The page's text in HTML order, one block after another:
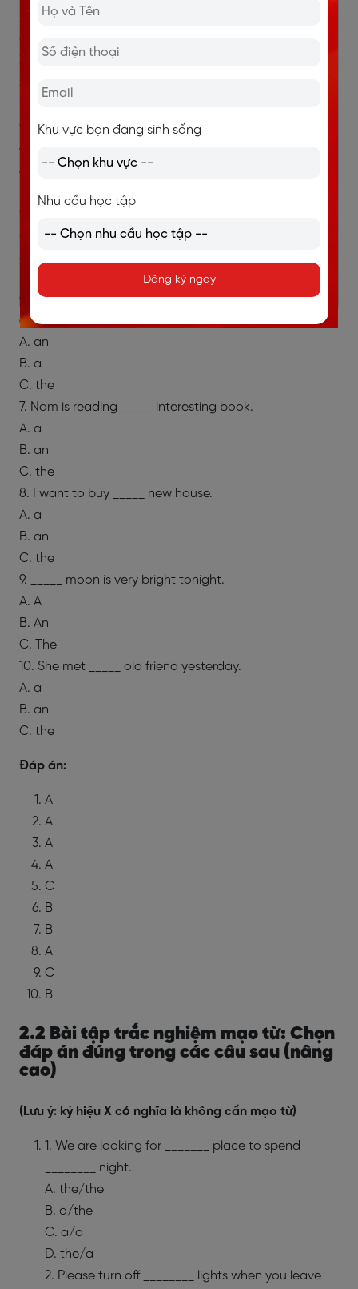
B. an / a
C. the / a
3. I saw _____ beautiful flower in the garden.
A. a
C. the
4. He is studying to become _____ hero.
A. a
C. the
5. We visited _____ Louvre museum in Paris.
A. a
C. the
6. Do you have _____ car?
A. an
B. a
C. the
7. Nam is reading _____ interesting book.
A. a
B. an
C. the
8. I want to buy _____ new house.
A. a
B. an
C. the
9. _____ moon is very bright tonight.
A. A
B. An
C. The
10. She met _____ old friend yesterday.
A. a
B. an
C. the
Đáp án:
A
A
A
A
C
B
B
A
C
B
2.2 Bài tập trắc nghiệm mạo từ: Chọn
đáp án đúng trong các câu sau (nâng
cao)
(Lưu ý: ký hiệu X có nghĩa là không cần mạo từ)
1. We are looking for _______ place to spend
________ night.
A. the/the
B. a/the
C. a/a
D. the/a
2. Please turn off ________ lights when you leave
Khu vực bạn đang sinh sống
Nhu cầu học tập
Đăng ký ngay